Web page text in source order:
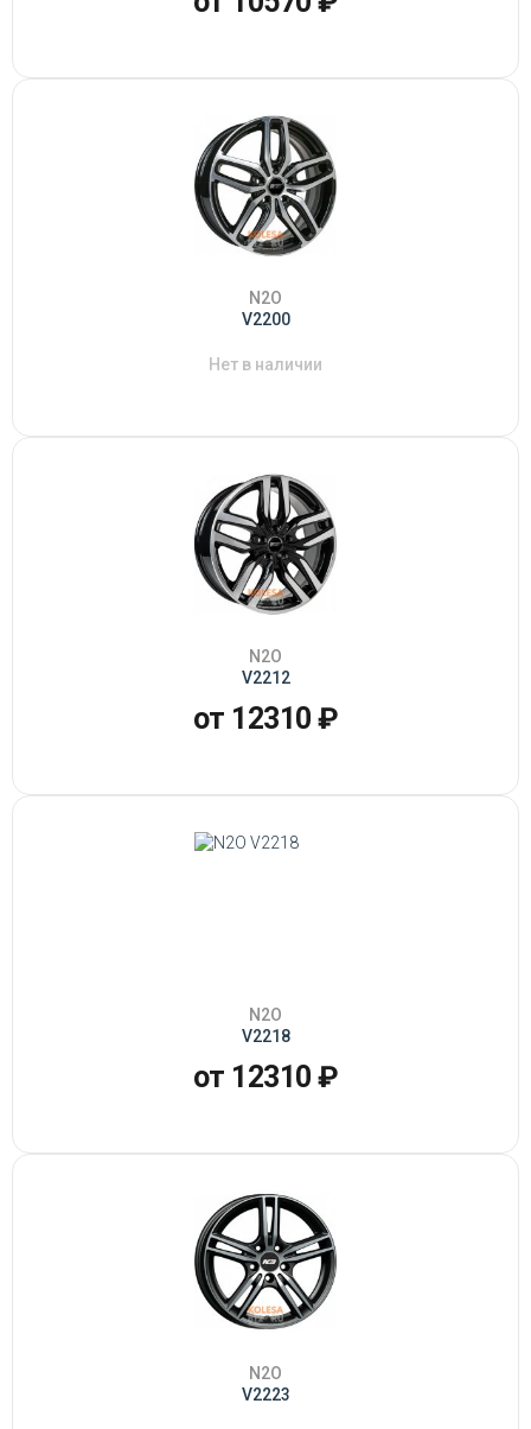
N2O
V2200
Нет в наличии
N2O
V2212
от 12310 ₽
N2O
V2218
от 12310 ₽
N2O
V2223